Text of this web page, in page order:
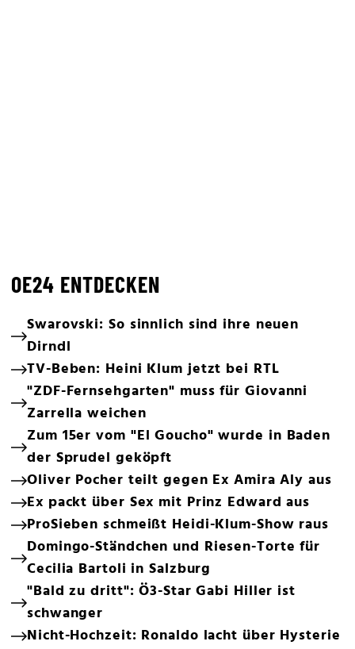
OE24 ENTDECKEN
Swarovski: So sinnlich sind ihre neuen
Dirndl
TV-Beben: Heini Klum jetzt bei RTL
"ZDF-Fernsehgarten" muss für Giovanni
Zarrella weichen
Zum 15er vom "El Goucho" wurde in Baden
der Sprudel geköpft
Oliver Pocher teilt gegen Ex Amira Aly aus
Ex packt über Sex mit Prinz Edward aus
ProSieben schmeißt Heidi-Klum-Show raus
Domingo-Ständchen und Riesen-Torte für
Cecilia Bartoli in Salzburg
"Bald zu dritt": Ö3-Star Gabi Hiller ist
schwanger
Nicht-Hochzeit: Ronaldo lacht über Hysterie